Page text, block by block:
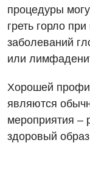
Физиотерапия
Хирургическое
Эндокринология
Для детей
Детская
процедуры
греть горло
заболеваний
или
Хорошей
являются
мероприятия –
здоровый